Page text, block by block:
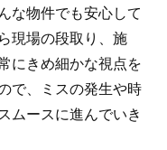
な物件でも安心して
現場の段取り、施
にきめ細かな視点を
で、ミスの発生や時
ムースに進んでいき